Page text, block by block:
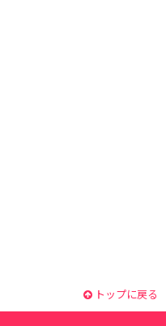
トップに戻る